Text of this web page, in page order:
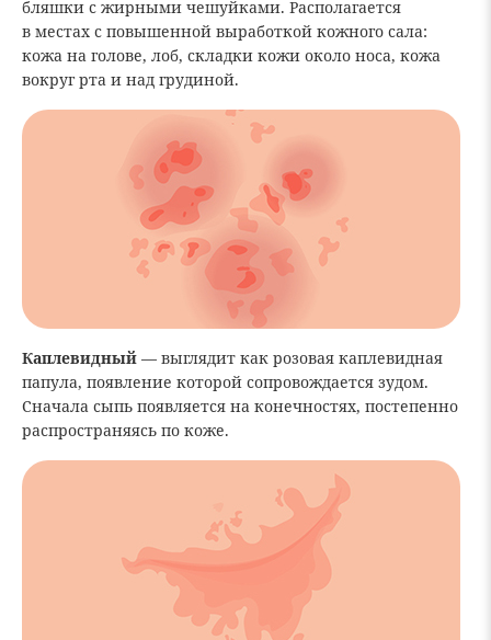
бляшки с жирными чешуйками. Располагается
в местах с повышенной выработкой кожного сала:
кожа на голове, лоб, складки кожи около носа, кожа
вокруг рта и над грудиной.
Каплевидный — выглядит как розовая каплевидная
папула, появление которой сопровождается зудом.
Сначала сыпь появляется на конечностях, постепенно
распространяясь по коже.